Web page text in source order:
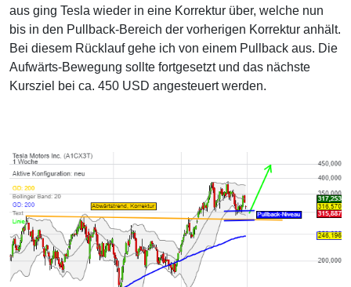
aus ging Tesla wieder in eine Korrektur über, welche nun
bis in den Pullback-Bereich der vorherigen Korrektur anhält.
Bei diesem Rücklauf gehe ich von einem Pullback aus. Die
Aufwärts-Bewegung sollte fortgesetzt und das nächste
Kursziel bei ca. 450 USD angesteuert werden.